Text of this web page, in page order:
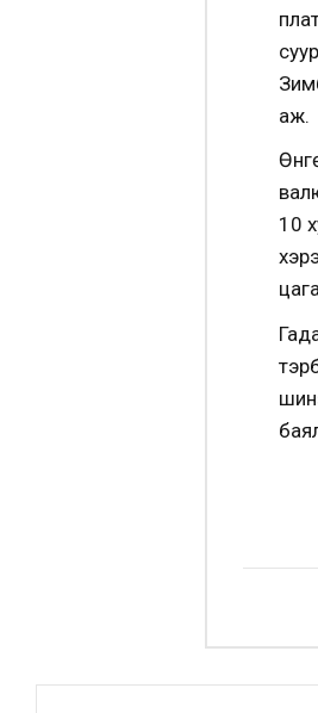
аж.
10